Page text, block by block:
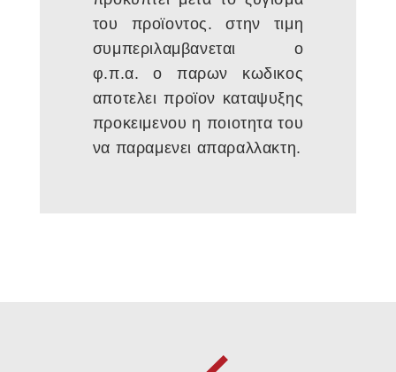
του προϊοντος. στην τιμη
συμπεριλαμβανεται ο
φ.π.α. ο παρων κωδικος
αποτελει προϊον καταψυξης
προκειμενου η ποιοτητα του
να παραμενει απαραλλακτη.